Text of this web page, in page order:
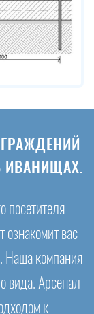
ИВАНИЩАХ.
посетителя
ознакомит вас
Наша компания
вида. Арсенал
к